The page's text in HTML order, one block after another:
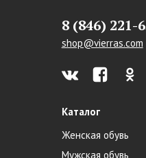
8 (846) 221-
shop@vierras.com
Каталог
Женская обувь
Мужская обувь